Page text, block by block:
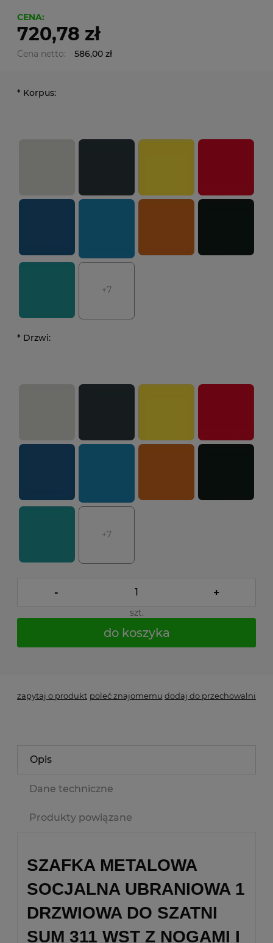
CENA:
720,78 zł
Cena netto: 586,00 zł
* Korpus:
+7
* Drzwi:
+7
- +
szt.
do koszyka
zapytaj o produkt poleć znajomemu dodaj do przechowalni
Opis
Dane techniczne
Produkty powiązane
SZAFKA METALOWA
SOCJALNA UBRANIOWA 1
DRZWIOWA DO SZATNI
SUM 311 WST Z NOGAMI I